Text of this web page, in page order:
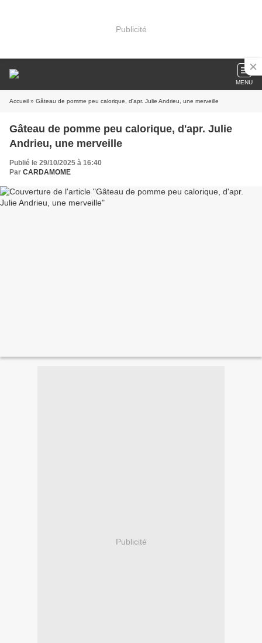
Publicité
MENU
Accueil » Gâteau de pomme peu calorique, d'apr. Julie Andrieu, une merveille
Gâteau de pomme peu calorique, d'apr. Julie
Andrieu, une merveille
Publié le 29/10/2025 à 16:40
Par CARDAMOME
Publicité